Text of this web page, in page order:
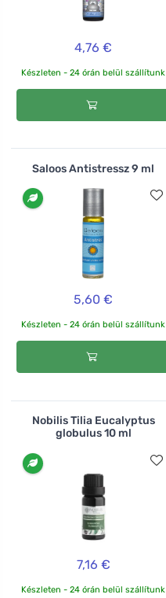
4,76 €
Készleten - 24 órán belül szállítunk
Saloos Antistressz 9 ml
5,60 €
Készleten - 24 órán belül szállítunk
Nobilis Tilia Eucalyptus
globulus 10 ml
7,16 €
Készleten - 24 órán belül szállítunk